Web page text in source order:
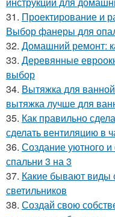
31. Проектирование и
Выбор фанеры для
32. Домашний ремонт:
33. Деревянные
выбор
34. Вытяжка для
вытяжка лучше для
35. Как правильно
сделать вентиляцию в
36. Создание уютного
спальни 3 на 3
37. Какие бывают виды
светильников
38. Создай свою